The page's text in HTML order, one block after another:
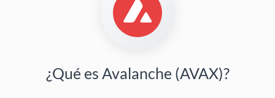
¿Qué es Avalanche (AVAX)?